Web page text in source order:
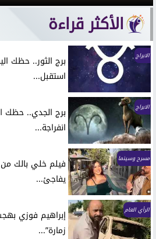
الأكثر قراءة
الابراج
استقبل...
الابراج
انفراجة...
مسرح وسينما
فيلم خلي بالك
يفاجئ...
الرأي العام
إبراهيم فوزي
زمارة”...